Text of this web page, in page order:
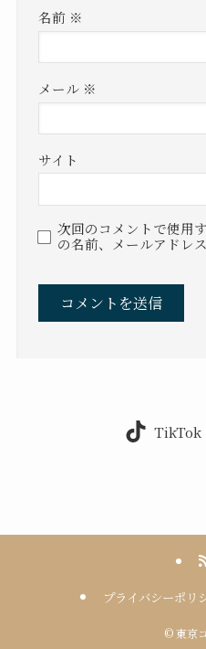
名前 ※
メール ※
サイト
次回のコメントで使用
の名前、メールアドレ
TikTok
プライバシーポリ
©東京